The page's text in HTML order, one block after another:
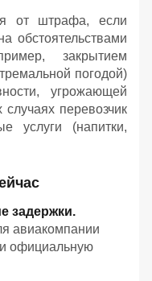
от штрафа, если
обстоятельствами
закрытием
погодой)
угрожающей
перевозчик
услуги (напитки,
задержки.
авиакомпании
официальную